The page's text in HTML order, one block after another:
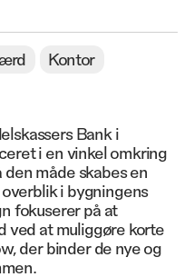
Kontor
Bank i
i en vinkel omkring
måde skabes en
i bygningens
fokuserer på at
ved at muliggøre korte
der binder de nye og